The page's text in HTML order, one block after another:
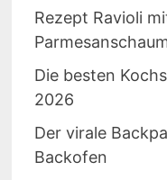
Rezept Ravioli
Die besten
2026
Der virale
Backofen